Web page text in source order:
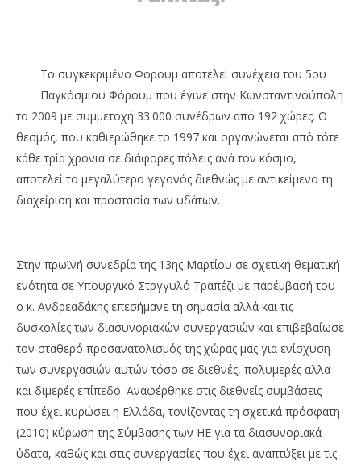
Το συγκεκριμένο Φορουμ αποτελεί συνέχεια του 5ου
Παγκόσμιου Φόρουμ που έγινε στην Κωνσταντινούπολη
το 2009 με συμμετοχή 33.000 συνέδρων από 192 χώρες. Ο
θεσμός, που καθιερώθηκε το 1997 και οργανώνεται από τότε
κάθε τρία χρόνια σε διάφορες πόλεις ανά τον κόσμο,
αποτελεί το μεγαλύτερο γεγονός διεθνώς με αντικείμενο τη
διαχείριση και προστασία των υδάτων.
Στην πρωϊνή συνεδρία της 13ης Μαρτίου σε σχετική θεματική
ενότητα σε Υπουργικό Στργγυλό Τραπέζι με παρέμβασή του
ο κ. Ανδρεαδάκης επεσήμανε τη σημασία αλλά και τις
δυσκολίες των διασυνοριακών συνεργασιών και επιβεβαίωσε
τον σταθερό προσανατολισμός της χώρας μας για ενίσχυση
των συνεργασιών αυτών τόσο σε διεθνές, πολυμερές αλλα
και διμερές επίπεδο. Αναφέρθηκε στις διεθνείς συμβάσεις
που έχει κυρώσει η Ελλάδα, τονίζοντας τη σχετικά πρόσφατη
(2010) κύρωση της Σύμβασης των ΗΕ για τα διασυνοριακά
ύδατα, καθώς και στις συνεργασίες που έχει αναπτύξει με τις